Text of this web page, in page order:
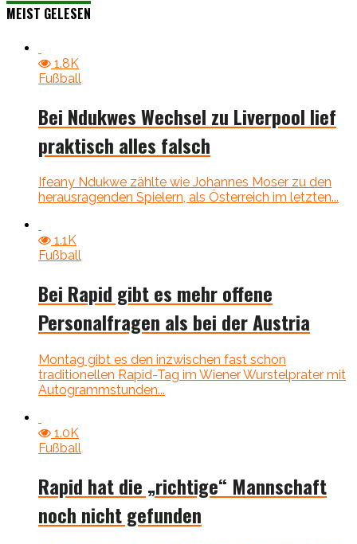
MEIST GELESEN
1.8K
Fußball
Bei Ndukwes Wechsel zu Liverpool lief
praktisch alles falsch
Ifeany Ndukwe zählte wie Johannes Moser zu den
herausragenden Spielern, als Österreich im letzten...
1.1K
Fußball
Bei Rapid gibt es mehr offene
Personalfragen als bei der Austria
Montag gibt es den inzwischen fast schon
traditionellen Rapid-Tag im Wiener Wurstelprater mit
Autogrammstunden...
1.0K
Fußball
Rapid hat die „richtige“ Mannschaft
noch nicht gefunden